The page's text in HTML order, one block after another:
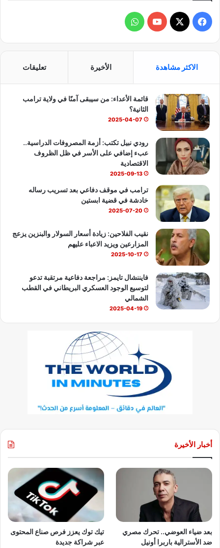
ي
و
ك
X
Y
T
u
e
ا
ا
ب
الاكثر مشاهدة الأخيرة تعليقات
قائمة الأعداء: من سيبقى آمنًا في ولاية ترامب
الثانية؟
2025-04-07
رودي نبيل تكتب: أزمة المصروفات الدراسية..
عبء إضافي على الأسر في ظل الظروف
الاقتصادية
2025-09-13
ترامب في موقف دفاعي بعد تسريب رساله
خادشة في قضية ابستين
2025-07-20
نقيب الفلاحين: زيادة أسعار السولار والبنزين يزعج
المزارعين ويزيد الاعباء عليهم
2025-10-17
فايننشال تايمز: مراجعة دفاعية مرتقبة تدعو
لتوسيع الوجود العسكري البريطاني في القطب
الشمالي
2025-04-19
أخبار الأخيرة
بعد ضياء العوضي.. تحرك مصري
ضد الأسترالية باربرا أونيل
تيك توك يعزز فرص صناع المحتوى
عبر شراكة جديدة